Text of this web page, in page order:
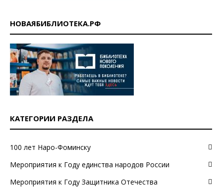
НОВАЯБИБЛИОТЕКА.РФ
КАТЕГОРИИ РАЗДЕЛА
100 лет Наро-Фоминску
Мероприятия к Году единства народов России
Мероприятия к Году Защитника Отечества